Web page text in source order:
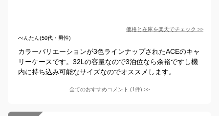
価格と在庫を楽天でチェック >>
べんたん(50代・男性)
カラーバリエーションが3色ラインナップされたACEのキャ
リーケースです。32Lの容量なので3泊位なら余裕ですし機
内に持ち込み可能なサイズなのでオススメします。
全てのおすすめコメント (1件) >